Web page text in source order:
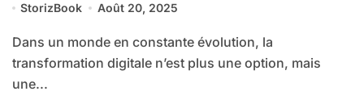
StorizBook Août 20, 2025
Dans un monde en constante évolution, la
transformation digitale n’est plus une option, mais
une...